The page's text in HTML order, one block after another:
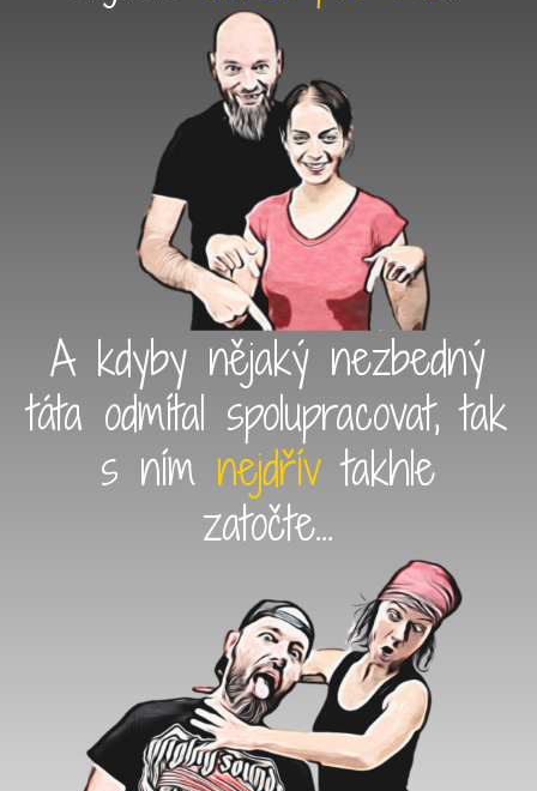
A kdyby nějaký nezbedný
táta odmítal spolupracovat, tak
s ním nejdřívtakhle
zatočte...